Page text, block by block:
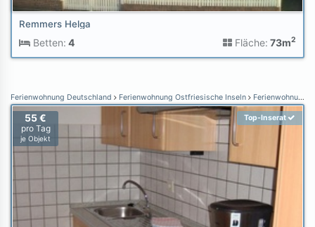
Remmers Helga
Betten: 4 Fläche: 73m2
Ferienwohnung Deutschland Ferienwohnung Ostfriesische Inseln Ferienwohnung Borkum
55 €
pro Tag
je Objekt
Top-Inserat